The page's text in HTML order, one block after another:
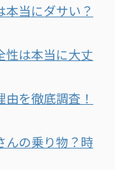
当にダサい？
性は本当に大丈
を徹底調査！
んの乗り物？時